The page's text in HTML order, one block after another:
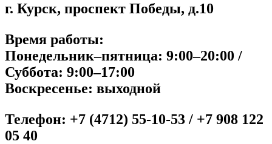
г. Курск, проспект Победы, д.10
Время работы:
Понедельник–пятница: 9:00–20:00 /
Суббота: 9:00–17:00
Воскресенье: выходной
Телефон: +7 (4712) 55-10-53 / +7 908 122
05 40